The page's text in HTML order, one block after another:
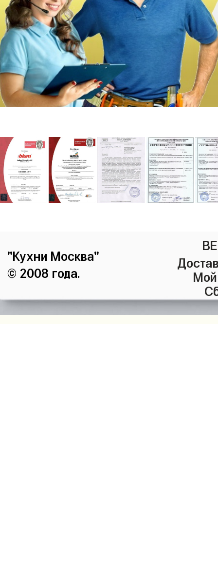
"Кухни Москва"
© 2008 года.